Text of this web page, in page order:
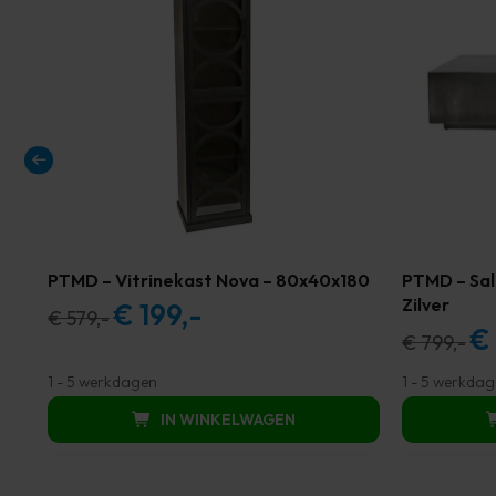
PTMD – Vitrinekast Nova – 80x40x180
€579,-Oorspronkelijke
was:
€ 579,00.
€ 199,-
€ 199,00.
1 - 5 werkdagen
IN WINKELWAGEN
PTMD –
Zilver
€799,-
€
€
1 - 5